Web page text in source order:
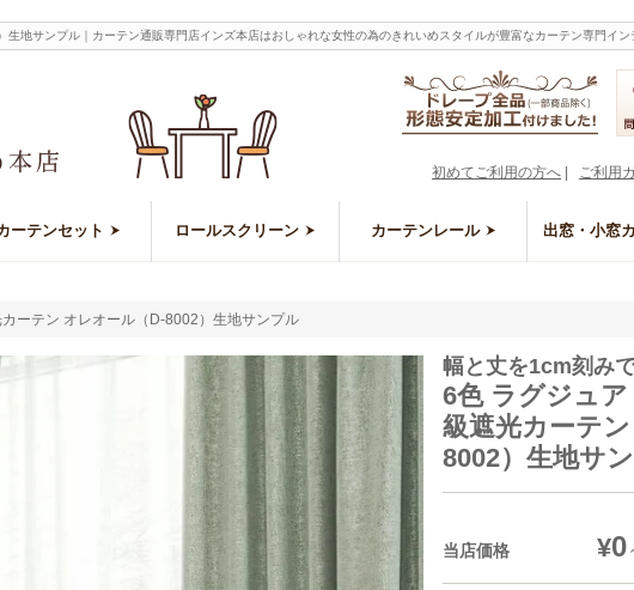
地サンプル｜カーテン通販専門店インズ本店はおしゃれな女性の為のきれいめスタイルが豊富なカーテン専門イン
ご利用
初めてご利用の方へ
ーテンセット ロールスクリーン カーテンレール 出窓・小窓
ーテン オレオール（D-8002）生地サンプル
幅と丈を1cm刻み
6色 ラグジュ
級遮光カーテ
8002）生地サ
当店価格 ¥0